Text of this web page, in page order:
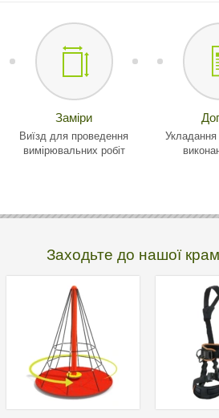
Заміри
Виїзд для проведення
вимірювальних робіт
Укладання
Заходьте до нашої